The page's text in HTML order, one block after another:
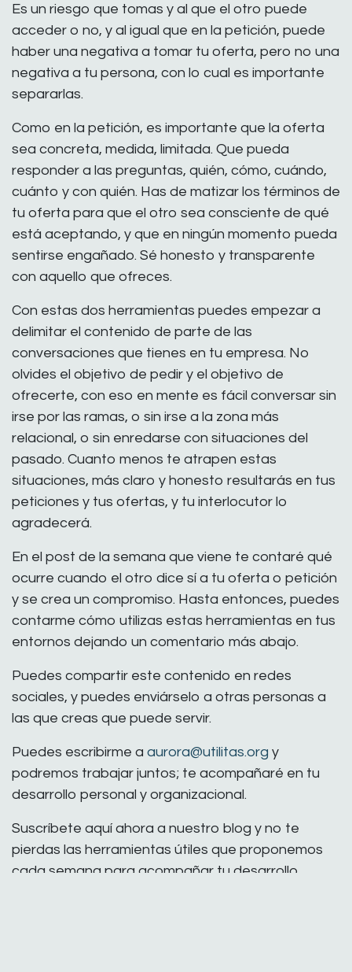
Es un riesgo que tomas y al que el otro puede
acceder o no, y al igual que en la petición, puede
haber una negativa a tomar tu oferta, pero no una
negativa a tu persona, con lo cual es importante
separarlas.
Como en la petición, es importante que la oferta
sea concreta, medida, limitada. Que pueda
responder a las preguntas, quién, cómo, cuándo,
cuánto y con quién. Has de matizar los términos de
tu oferta para que el otro sea consciente de qué
está aceptando, y que en ningún momento pueda
sentirse engañado. Sé honesto y transparente
con aquello que ofreces.
Con estas dos herramientas puedes empezar a
delimitar el contenido de parte de las
conversaciones que tienes en tu empresa. No
olvides el objetivo de pedir y el objetivo de
ofrecerte, con eso en mente es fácil conversar sin
irse por las ramas, o sin irse a la zona más
relacional, o sin enredarse con situaciones del
pasado. Cuanto menos te atrapen estas
situaciones, más claro y honesto resultarás en tus
peticiones y tus ofertas, y tu interlocutor lo
agradecerá.
En el post de la semana que viene te contaré qué
ocurre cuando el otro dice sí a tu oferta o petición
y se crea un compromiso. Hasta entonces, puedes
contarme cómo utilizas estas herramientas en tus
entornos dejando un comentario más abajo.
Puedes compartir este contenido en redes
sociales, y puedes enviárselo a otras personas a
las que creas que puede servir.
Puedes escribirme a aurora@utilitas.org y
podremos trabajar juntos; te acompañaré en tu
desarrollo personal y organizacional.
Suscríbete aquí ahora a nuestro blog y no te
pierdas las herramientas útiles que proponemos
cada semana para acompañar tu desarrollo